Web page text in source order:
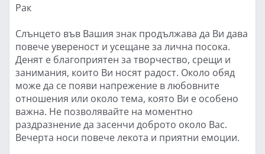
Рак
Слънцето във Вашия знак продължава да Ви дава
повече увереност и усещане за лична посока.
Денят е благоприятен за творчество, срещи и
занимания, които Ви носят радост. Около обяд
може да се появи напрежение в любовните
отношения или около тема, която Ви е особено
важна. Не позволявайте на моментно
раздразнение да засенчи доброто около Вас.
Вечерта носи повече лекота и приятни емоции.